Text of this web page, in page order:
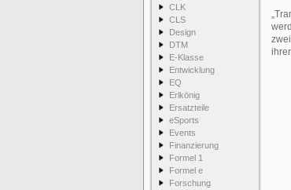
CLK
CLS
Design
DTM
E-Klasse
Entwicklung
EQ
Erlkönig
Ersatzteile
eSports
Events
Finanzierung
Formel 1
Formel e
Forschung